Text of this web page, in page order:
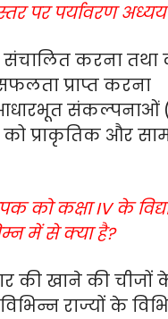
पर पर्यावरण
संचालित करना
प्राप्त करना
आधारभूत
को प्राकृतिक और
को कक्षा IV के
में से क्या है?
की खाने की चीजों
राज्यों के